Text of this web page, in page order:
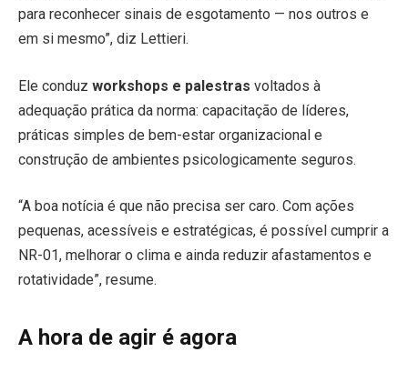
para reconhecer sinais de esgotamento — nos outros e
em si mesmo”, diz Lettieri.
Ele conduz workshops e palestras voltados à
adequação prática da norma: capacitação de líderes,
práticas simples de bem-estar organizacional e
construção de ambientes psicologicamente seguros.
“A boa notícia é que não precisa ser caro. Com ações
pequenas, acessíveis e estratégicas, é possível cumprir a
NR-01, melhorar o clima e ainda reduzir afastamentos e
rotatividade”, resume.
A hora de agir é agora